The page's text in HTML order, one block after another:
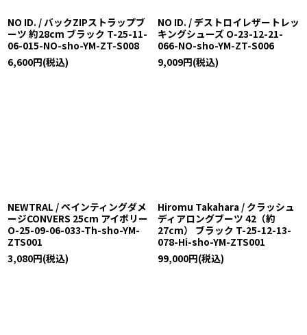
NO ID. / バックZIPストラップブ
ーツ 約28cm ブラック T-25-11-
06-015-NO-sho-YM-ZT-S008
6,600円(税込)
NO ID. / デストロイレザートレッ
キングシューズ O-23-12-21-
066-NO-sho-YM-ZT-S006
9,009円(税込)
NEWTRAL / ペインティングダメ
ージCONVERS 25cm アイボリー
O-25-09-06-033-Th-sho-YM-
ZTS001
3,080円(税込)
Hiromu Takahara / クラッシュ
ディアロングブーツ 42（約
27cm） ブラック T-25-12-13-
078-Hi-sho-YM-ZTS001
99,000円(税込)